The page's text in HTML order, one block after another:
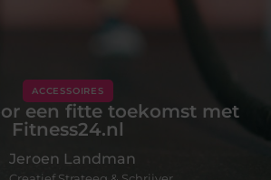
ACCESSOIRES
een fitte toekomst met
Fitness24.nl
Jeroen Landman